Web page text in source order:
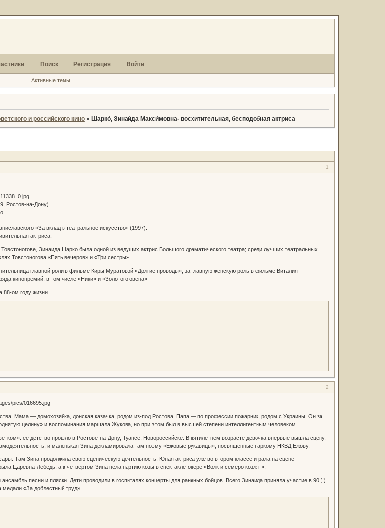
Поиск Регистрация Войти
Активные темы
и российского кино » Шарко́, Зинаи́да Макси́мовна- восхитительная, бесподобная актриса
1
Ростов-на-Дону)
«За вклад в театральное искусство» (1997).
актриса.
Товстоногове, Зинаида Шарко была одной из ведущих актрис Большого драматического театра; среди лучших театральных
Товстоногова «Пять вечеров» и «Три сестры».
главной роли в фильме Киры Муратовой «Долгие проводы»; за главную женскую роль в фильме Виталия
кинопремий, в том числе «Ники» и «Золотого овена»
88-ом году жизни.
2
Мама — домохозяйка, донская казачка, родом из-под Ростова. Папа — по профессии пожарник, родом с Украины. Он за
целину» и воспоминания маршала Жукова, но при этом был в высшей степени интеллигентным человеком.
ее детство прошло в Ростове-на-Дону, Туапсе, Новороссийске. В пятилетнем возрасте девочка впервые вышла сцену.
и маленькая Зина декламировала там поэму «Ежовые рукавицы», посвященные наркому НКВД Ежову.
Там Зина продолжила свою сценическую деятельность. Юная актриса уже во втором классе играла на сцене
Царевна-Лебедь, а в четвертом Зина пела партию козы в спектакле-опере «Волк и семеро козлят».
песни и пляски. Дети проводили в госпиталях концерты для раненых бойцов. Всего Зинаида приняла участие в 90 (!)
медали «За доблестный труд».